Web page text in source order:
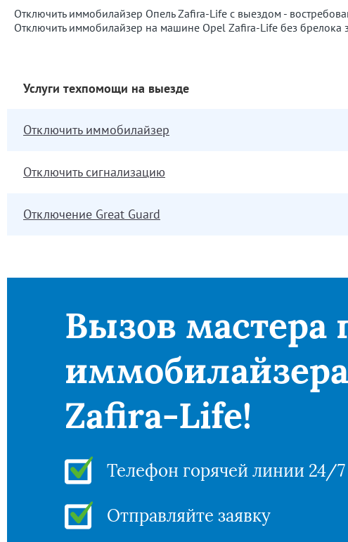
Отключить иммобилайзер Опель Zafira-Life с выездом -
Отключить иммобилайзер на машине Opel Zafira-Life без брелока
Услуги техпомощи на выезде
Отключить иммобилайзер
Отключить сигнализацию
Отключение Great Guard
Вызов мастера
Zafira-Life!
Телефон горячей линии 24/7
Отправляйте заявку